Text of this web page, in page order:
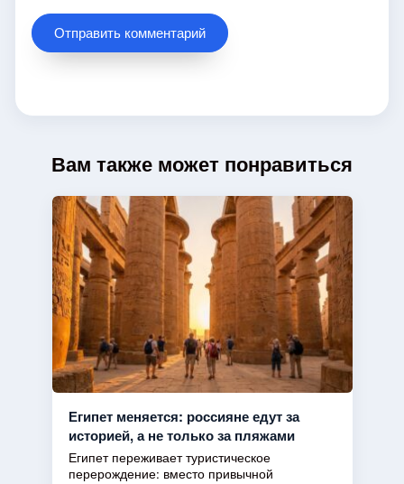
Вам также может понравиться
Египет меняется: россияне едут за
историей, а не только за пляжами
Египет переживает туристическое
перерождение: вместо привычной